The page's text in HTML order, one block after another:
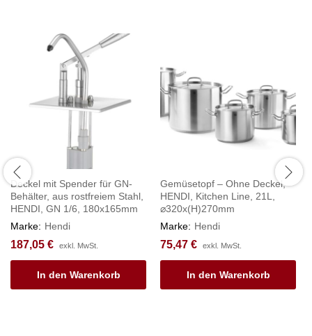
Deckel mit Spender für GN-
Behälter, aus rostfreiem Stahl,
HENDI, GN 1/6, 180x165mm
Marke: Hendi
187,05 € exkl. MwSt.
In den Warenkorb
Gemüsetopf – Ohne Deckel,
HENDI, Kitchen Line, 21L,
⌀320x(H)270mm
Marke: Hendi
75,47 € exkl. MwSt.
In den Warenkorb